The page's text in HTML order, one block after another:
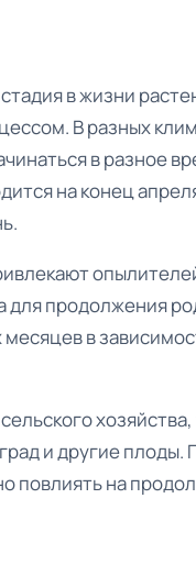
в жизни
В разных
в разное
на конец
для продолжения
в
и другие
повлиять на